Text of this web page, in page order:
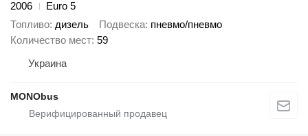
2006
Euro 5
Топливо дизель Подвеска пневмо/пневмо
Количество мест 59
Украина
MONObus